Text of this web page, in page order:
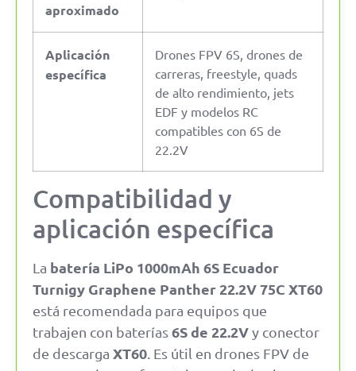
aproximado
Aplicación
específica
Drones FPV 6S, drones de
carreras, freestyle, quads
de alto rendimiento, jets
EDF y modelos RC
compatibles con 6S de
22.2V
Compatibilidad y
aplicación específica
La batería LiPo 1000mAh 6S Ecuador
Turnigy Graphene Panther 22.2V 75C XT60
está recomendada para equipos que
trabajen con baterías6S de 22.2Vy conector
de descarga XT60 . Es útil en drones FPV de